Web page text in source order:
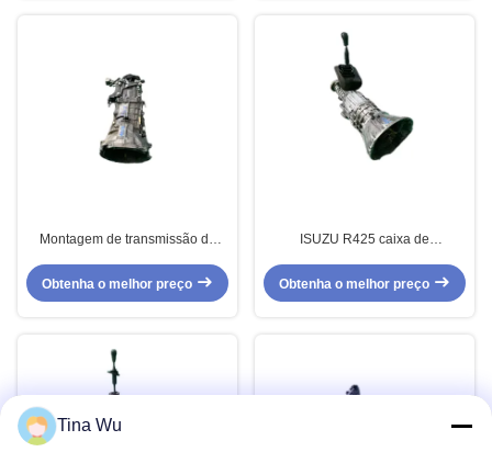
Montagem de transmissão de
Transmissão de segunda mão
Obtenha o melhor preço
ISUZU R425 caixa de
de transmissão automática
Obtenha o melhor preço
Tina Wu